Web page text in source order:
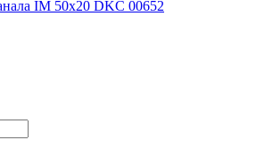
IM 50х20 DKC 00652